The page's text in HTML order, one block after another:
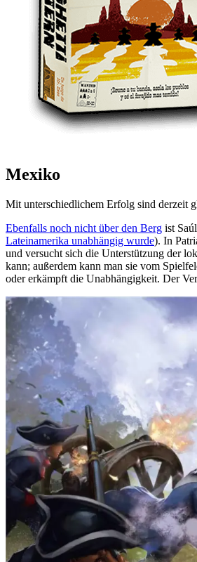
Mexiko
Mit unterschiedlichem Erfolg sind derzeit
Ebenfalls noch nicht über den Berg ist
Lateinamerika unabhängig wurde). In
und versucht sich die Unterstützung der
kann; außerdem kann man sie vom
oder erkämpft die Unabhängigkeit. Der